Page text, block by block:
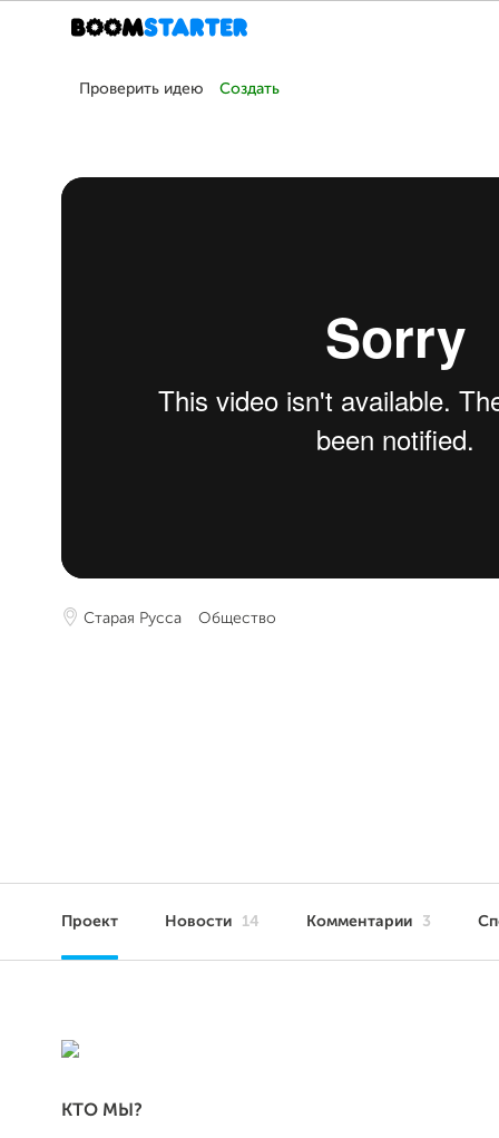
Проверить идею Создать
Старая Русса Общество
Проект Новости 14 Комментарии 3
КТО МЫ?